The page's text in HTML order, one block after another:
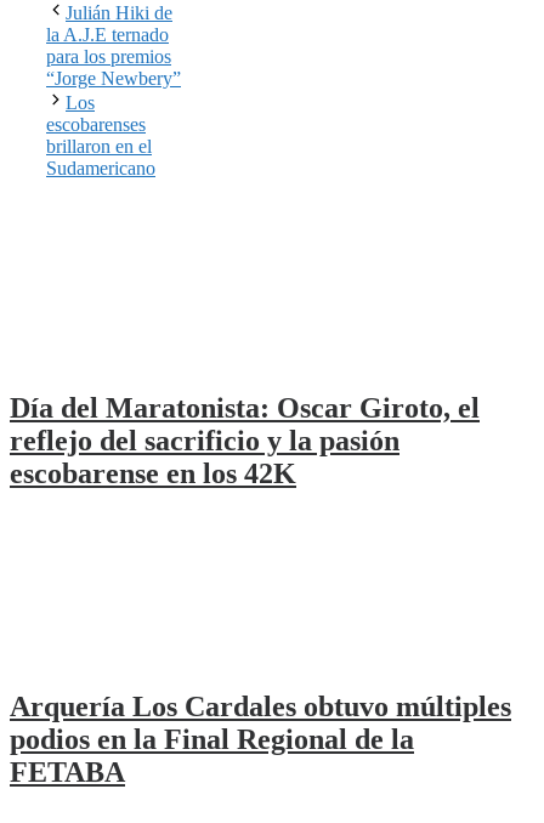
Julián Hiki de
la A.J.E ternado
para los premios
“Jorge Newbery”
Los
escobarenses
brillaron en el
Sudamericano
Día del Maratonista: Oscar Giroto, el
reflejo del sacrificio y la pasión
escobarense en los 42K
Arquería Los Cardales obtuvo múltiples
podios en la Final Regional de la
FETABA